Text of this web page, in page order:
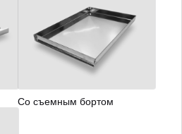
Со съемным бортом